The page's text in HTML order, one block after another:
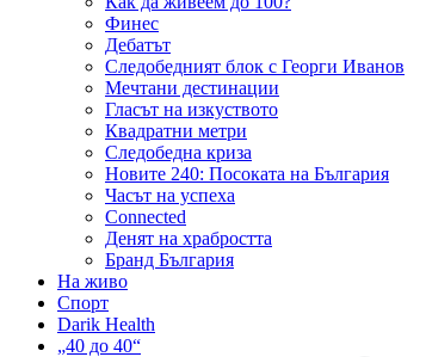
Финес
Дебатът
Следобедният блок с Георги Иванов
Мечтани дестинации
Гласът на изкуството
Квадратни метри
Следобедна криза
Новите 240: Посоката на България
Часът на успеха
Connected
Денят на храбростта
Бранд България
На живо
Спорт
Darik Health
„40 до 40“